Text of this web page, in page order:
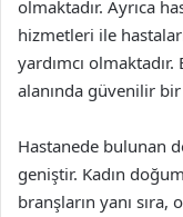
olmaktadır. Ayrıca
hizmetleri ile
yardımcı
alanında güvenilir
Hastanede bulunan
geniştir. Kadın
branşların yanı